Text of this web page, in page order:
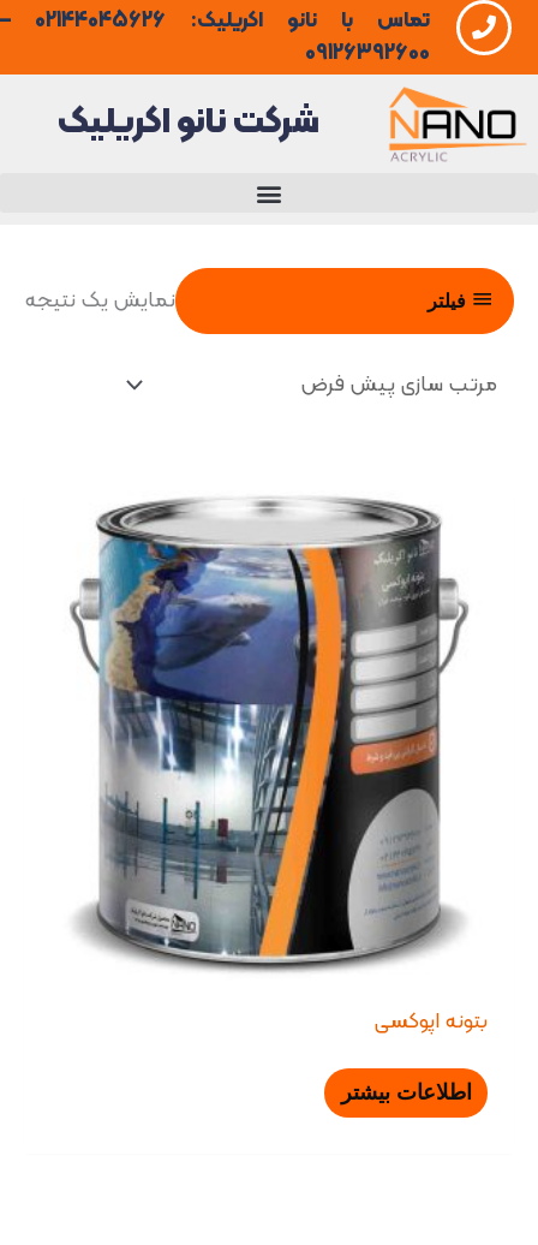
رفتن
به
محتوا
تماس با نانو اکریلیک: 02144045626 –
09126392600
شرکت نانو اکریلیک
فیلتر نمایش یک نتیجه
بتونه اپوکسی
اطلاعات بیشتر